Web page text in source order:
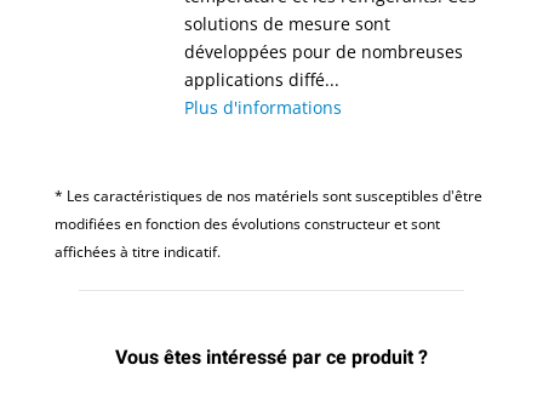
solutions de mesure sont
développées pour de nombreuses
applications diffé...
Plus d'informations
* Les caractéristiques de nos matériels sont susceptibles d'être
modifiées en fonction des évolutions constructeur et sont
affichées à titre indicatif.
Vous êtes intéressé par ce produit ?